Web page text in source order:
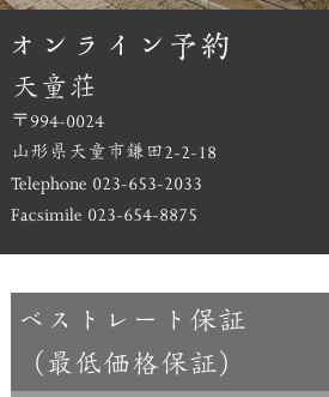
天童荘
〒994-0024
山形県天童市鎌田2-2-18
Telephone 023-653-2033
Facsimile 023-654-8875
ベストレート保証
（最低価格保証）